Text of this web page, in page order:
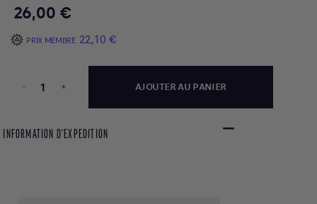
26,00 €
PRIX MEMBRE 22,10 €
- + AJOUTER AU PANIER
INFORMATION D'EXPEDITION